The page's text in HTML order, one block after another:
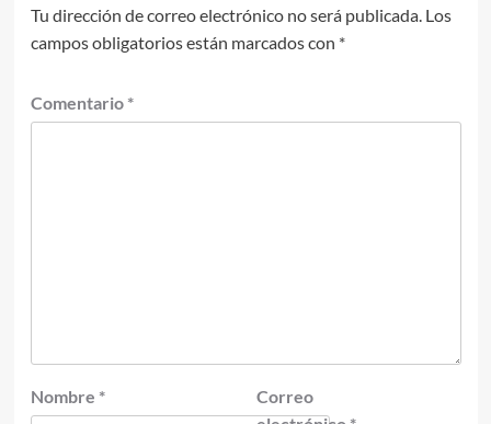
Tu dirección de correo electrónico no será publicada. Los
campos obligatorios están marcados con *
Comentario *
Nombre *
Correo